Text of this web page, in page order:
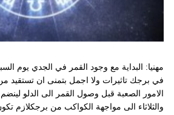
مهنيا: البداية مع وجود القمر في الجدي يوم
في برجك تاثيرات ولا اجمل بتمنى ان تستقيد
الامور الصعبة قبل وصول القمر الى الدلو
والثلاثاء الى مواجهة الكواكب من برجكلازم